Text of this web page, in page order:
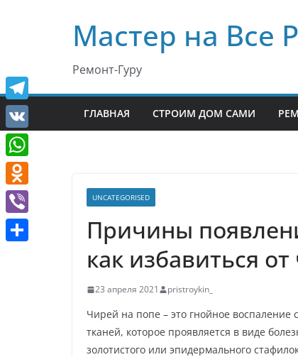
содержимомуМастер на Все
Ремонт-Гуру
ГЛАВНАЯ СТРОИМ ДОМ САМИ
UNCATEGORISED
Причины
как избавиться
23 апреля 2021 pristroykin_
Чирей на попе – это гнойное воспаление
тканей, которое проявляется в виде
золотистого или эпидермального
T
e
l
e
g
r
V
K
W
h
a
t
O
d
n
V